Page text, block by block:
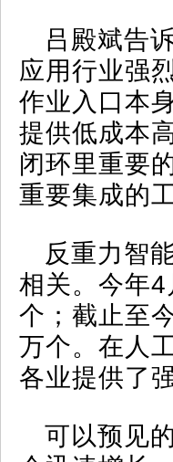
吕殿斌告
应用行业强
作业入口本
提供低成本
闭环里重要
重要集成的
反重力智
相关。今年
个；截止至
万个。在人
各业提供了
可以预见